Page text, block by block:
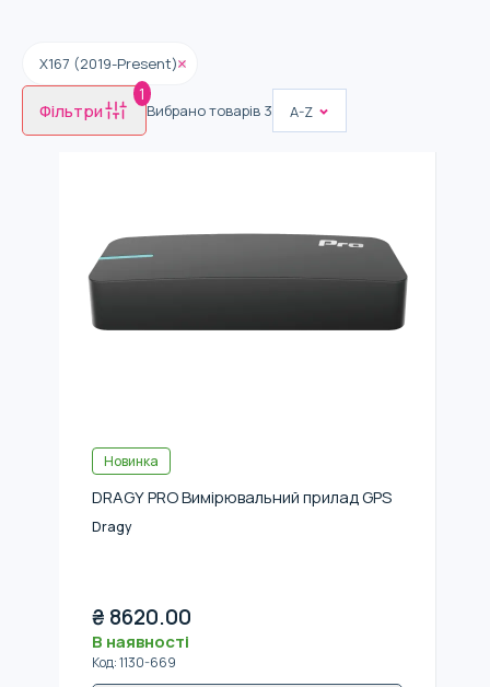
X167 (2019-Present)
Фільтри
1
Вибрано товарів 3 A-Z
Новинка
DRAGY PRO Вимірювальний прилад GPS
Dragy
₴ 8620.00
В наявності
Код:1130-669